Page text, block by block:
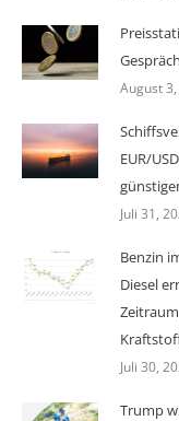
August
EUR/
Juli 31,
Benzin
Diesel
Juli 30,
Trump